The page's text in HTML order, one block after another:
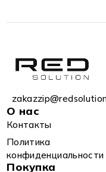
О нас
Контакты
Политика
конфиденциальности
Покупка